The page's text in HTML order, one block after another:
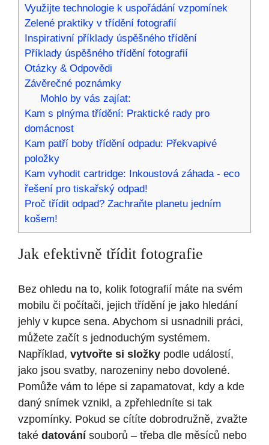
Využijte technologie k uspořádání vzpomínek
Zelené praktiky v třídění fotografií
Inspirativní příklady úspěšného třídění
Příklady úspěšného třídění fotografií
Otázky & Odpovědi
Závěrečné poznámky
Mohlo by vás zajíat:
Kam s plnýma třídění: Praktické rady pro
domácnost
Kam patří boby třídění odpadu: Překvapivé
položky
Kam vyhodit cartridge: Inkoustová záhada - eco
řešení pro tiskařský odpad!
Proč třídit odpad? Zachraňte planetu jedním
košem!
Jak efektivně třídit fotografie
Bez ohledu na to, kolik fotografií máte na svém
mobilu či počítači, jejich třídění je jako hledání
jehly v kupce sena. Abychom si usnadnili práci,
můžete začít s jednoduchým systémem.
Například, vytvořte si složky podle událostí,
jako jsou svatby, narozeniny nebo dovolené.
Pomůže vám to lépe si zapamatovat, kdy a kde
daný snímek vznikl, a zpřehledníte si tak
vzpomínky. Pokud se cítíte dobrodružně, zvažte
také datování souborů – třeba dle měsíců nebo